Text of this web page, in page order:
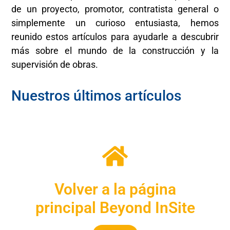
de un proyecto, promotor, contratista general o
simplemente un curioso entusiasta, hemos
reunido estos artículos para ayudarle a descubrir
más sobre el mundo de la construcción y la
supervisión de obras.
Nuestros últimos artículos
Volver a la página
principal Beyond InSite